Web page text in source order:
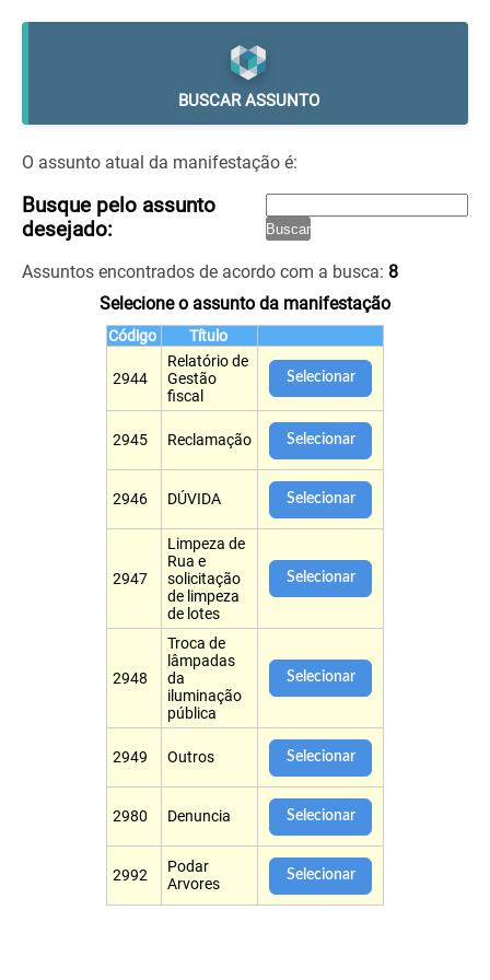
BUSCAR ASSUNTO
O assunto atual da manifestação é:
Busque pelo assunto
desejado:
Assuntos encontrados de acordo com a busca: 8
Selecione o assunto da manifestação
Código Título
2944
Relatório de
Gestão
fiscal
Selecionar
2945 Reclamação Selecionar
2946 DÚVIDA Selecionar
2947
Limpeza de
Rua e
solicitação
de limpeza
de lotes
Selecionar
2948
Troca de
lâmpadas
da
iluminação
pública
Selecionar
2949 Outros Selecionar
2980 Denuncia Selecionar
2992
Podar
Arvores
Selecionar